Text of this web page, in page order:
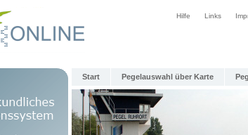
Hilfe Links
Start Pegelauswahl über Karte